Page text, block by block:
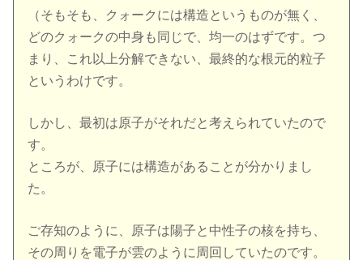
（そもそも、クォークには構造というものが無く、
どのクォークの中身も同じで、均一のはずです。つ
まり、これ以上分解できない、最終的な根元的粒子
というわけです。
しかし、最初は原子がそれだと考えられていたので
す。
ところが、原子には構造があることが分かりまし
た。
ご存知のように、原子は陽子と中性子の核を持ち、
その周りを電子が雲のように周回していたのです。